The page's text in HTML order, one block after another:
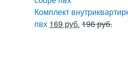
Комплект
пвх 169 руб. 196 руб.